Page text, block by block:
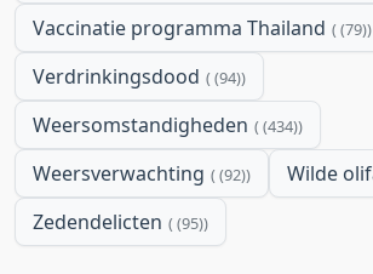
Vaccinatie programma Thailand (79)
Verdrinkingsdood (94)
Weersomstandigheden (434)
Weersverwachting (92) Wilde
Zedendelicten (95)